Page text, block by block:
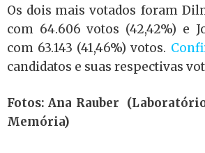
Os dois mais votados foram
com 64.606 votos (42,42%) e
com 63.143 (41,46%) votos.
candidatos e suas respectivas
Fotos: Ana Rauber
Memória)